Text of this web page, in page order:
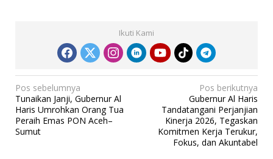
Ikuti Kami
N
a
v
i
Pos sebelumnya
Tunaikan Janji, Gubernur Al
Haris Umrohkan Orang Tua
Peraih Emas PON Aceh–
Sumut
Pos berikutnya
Gubernur Al Haris
Tandatangani Perjanjian
Kinerja 2026, Tegaskan
Komitmen Kerja Terukur,
Fokus, dan Akuntabel